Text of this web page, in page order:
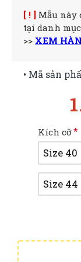
[ ! ] Mẫu này
tại danh
>> XEM
• Mã sản
Kích cỡ
Size 40
Size 44